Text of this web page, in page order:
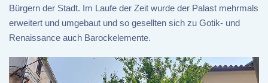
Bürgern der Stadt. Im Laufe der Zeit wurde der Palast mehrmals
erweitert und umgebaut und so gesellten sich zu Gotik- und
Renaissance auch Barockelemente.